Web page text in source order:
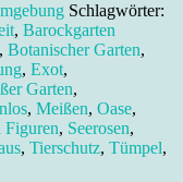
Schlagwörter:
, Barockgarten
, Botanischer Garten,
, Exot,
Garten,
, Meißen, Oase,
Figuren, Seerosen,
, Tierschutz, Tümpel,